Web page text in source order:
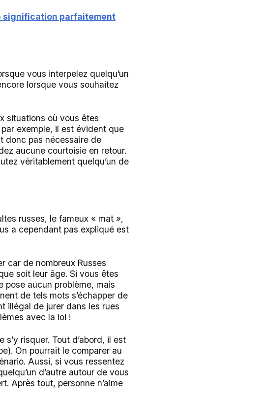
signification parfaitement
vous interpelez quelqu’un
lorsque vous souhaitez
situations où vous êtes
exemple, il est évident que
donc pas nécessaire de
aucune courtoisie en retour.
véritablement quelqu’un de
russes, le fameux « mat »,
a cependant pas expliqué est
car de nombreux Russes
soit leur âge. Si vous êtes
pose aucun problème, mais
de tels mots s’échapper de
illégal de jurer dans les rues
avec la loi !
risquer. Tout d’abord, il est
On pourrait le comparer au
Aussi, si vous ressentez
d’autre autour de vous
Après tout, personne n’aime